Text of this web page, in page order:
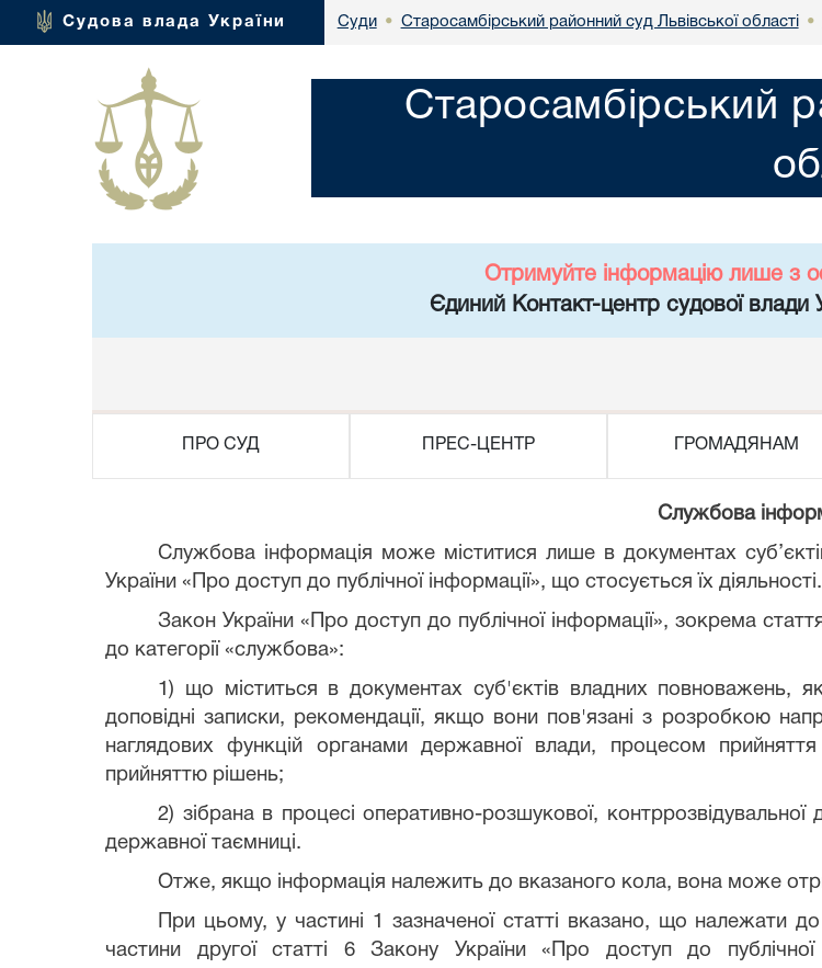
Судова влада України Суди • Старосамбірський районний суд Львівської області •
Старосамбірський
Отримуйте інформацію лише з
Єдиний Контакт-центр судової влади
ПРО СУД ПРЕС-ЦЕНТР ГРОМАДЯНАМ
Службова
Службова інформація може міститися лише в документах
України «Про доступ до публічної інформації», що стосується їх діяльності.
Закон України «Про доступ до публічної інформації», зокрема
до категорії «службова»:
1) що міститься в документах суб'єктів владних повноважень,
доповідні записки, рекомендації, якщо вони пов'язані з розробкою
наглядових функцій органами державної влади, процесом
прийняттю рішень;
2) зібрана в процесі оперативно-розшукової,
державної таємниці.
Отже, якщо інформація належить до вказаного кола, вона може
При цьому, у частині 1 зазначеної статті вказано, що належати
частини другої статті 6 Закону України «Про доступ до